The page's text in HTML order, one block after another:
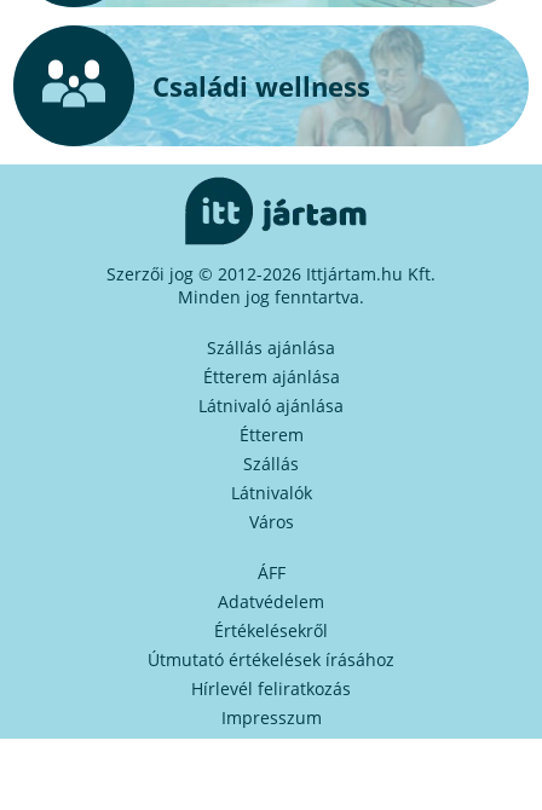
Családi wellness
Szerzői jog © 2012-2026 Ittjártam.hu Kft.
Minden jog fenntartva.
Szállás ajánlása
Étterem ajánlása
Látnivaló ajánlása
Étterem
Szállás
Látnivalók
Város
ÁFF
Adatvédelem
Értékelésekről
Útmutató értékelések írásához
Hírlevél feliratkozás
Impresszum